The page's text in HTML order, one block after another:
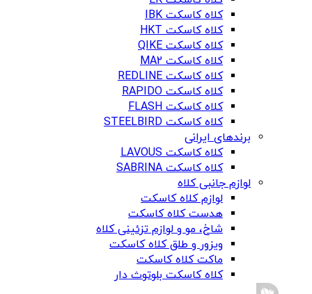
کلاه کاسکت IBK
کلاه کاسکت HKT
کلاه کاسکت QIKE
کلاه کاسکت MA2
کلاه کاسکت REDLINE
کلاه کاسکت RAPIDO
کلاه کاسکت FLASH
کلاه کاسکت STEELBIRD
برندهای ایرانی
کلاه کاسکت LAVOUS
کلاه کاسکت SABRINA
لوازم جانبی کلاه
لوازم کلاه کاسکت
هدست کلاه کاسکت
شاخ، مو و لوازم تزئینی کلاه
ویزور و طلق کلاه کاسکت
ماکت کلاه کاسکت
کلاه کاسکت بلوتوث دار